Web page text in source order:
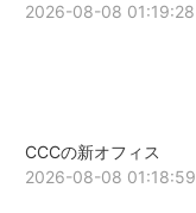
2026-08-08 01:19:28
CCCの新オフィス
2026-08-08 01:18:59